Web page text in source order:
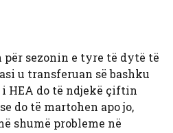
për sezonin e tyre të dytë të
u transferuan së bashku
i HEA do të ndjekë çiftin
do të martohen apo jo,
shumë probleme në